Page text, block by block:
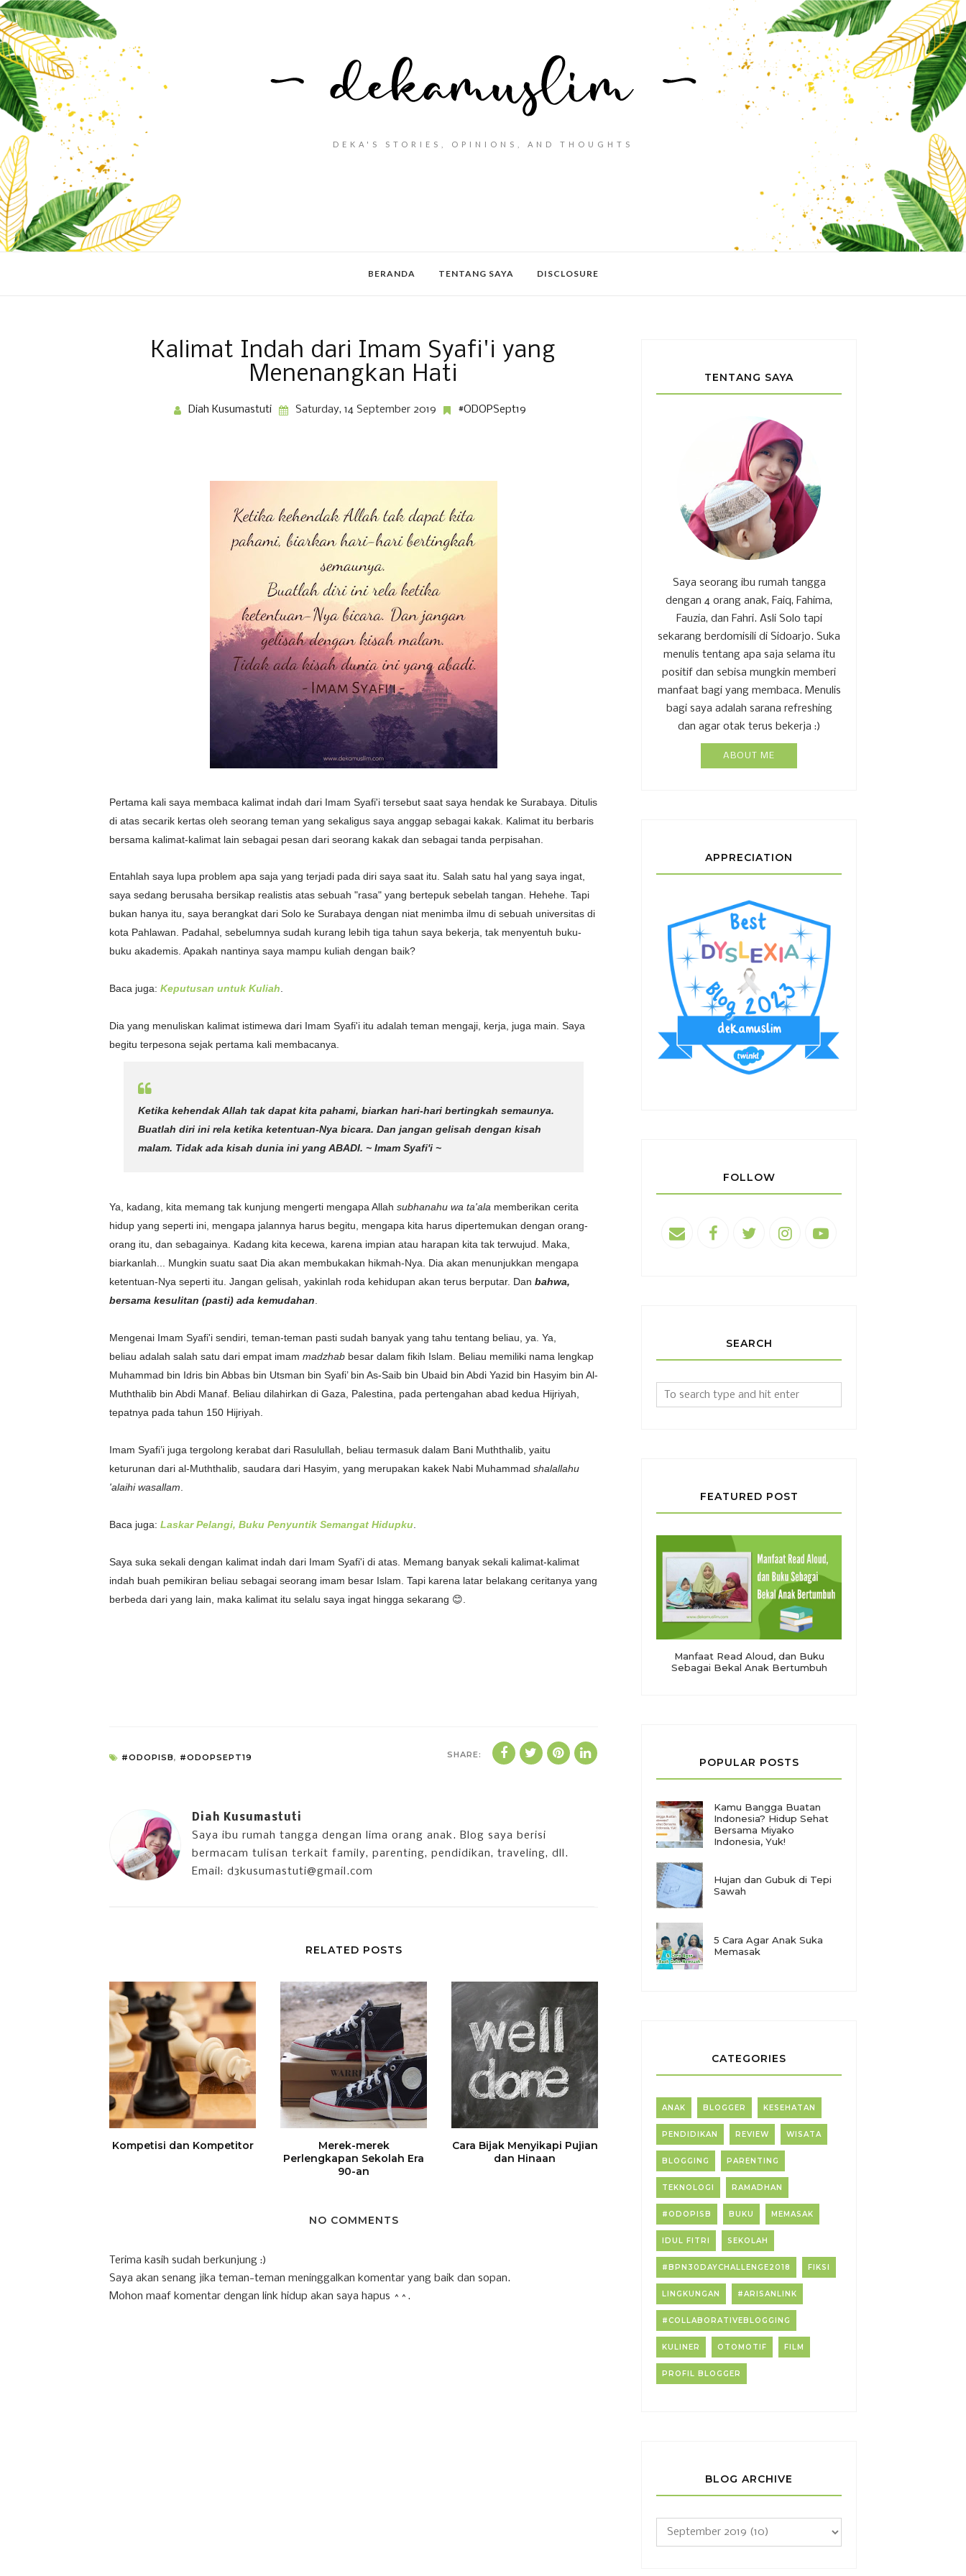
DEKA'S STORIES, OPINIONS, AND THOUGHTS
BERANDA TENTANG SAYA DISCLOSURE
Kalimat Indah dari Imam Syafi'i yang
Menenangkan Hati
Diah Kusumastuti Saturday, 14 September 2019 #ODOPSept19
Pertama kali saya membaca kalimat indah dari Imam Syafi'i tersebut saat saya hendak ke Surabaya. Ditulis
di atas secarik kertas oleh seorang teman yang sekaligus saya anggap sebagai kakak. Kalimat itu berbaris
bersama kalimat-kalimat lain sebagai pesan dari seorang kakak dan sebagai tanda perpisahan.
Entahlah saya lupa problem apa saja yang terjadi pada diri saya saat itu. Salah satu hal yang saya ingat,
saya sedang berusaha bersikap realistis atas sebuah "rasa" yang bertepuk sebelah tangan. Hehehe. Tapi
bukan hanya itu, saya berangkat dari Solo ke Surabaya dengan niat menimba ilmu di sebuah universitas di
kota Pahlawan. Padahal, sebelumnya sudah kurang lebih tiga tahun saya bekerja, tak menyentuh buku-
buku akademis. Apakah nantinya saya mampu kuliah dengan baik?
Baca juga: Keputusan untuk Kuliah
Dia yang menuliskan kalimat istimewa dari Imam Syafi'i itu adalah teman mengaji, kerja, juga main. Saya
begitu terpesona sejak pertama kali membacanya.
Ketika kehendak Allah tak dapat kita pahami, biarkan hari-hari bertingkah semaunya.
Buatlah diri ini rela ketika ketentuan-Nya bicara. Dan jangan gelisah dengan kisah
malam. Tidak ada kisah dunia ini yang ABADI. ~ Imam Syafi'i ~
Ya, kadang, kita memang tak kunjung mengerti mengapa Allah subhanahu wa ta'ala memberikan cerita
hidup yang seperti ini, mengapa jalannya harus begitu, mengapa kita harus dipertemukan dengan orang-
orang itu, dan sebagainya. Kadang kita kecewa, karena impian atau harapan kita tak terwujud. Maka,
biarkanlah... Mungkin suatu saat Dia akan membukakan hikmah-Nya. Dia akan menunjukkan mengapa
ketentuan-Nya seperti itu. Jangan gelisah, yakinlah roda kehidupan akan terus berputar. Dan bahwa,
bersama kesulitan (pasti) ada kemudahan
Mengenai Imam Syafi'i sendiri, teman-teman pasti sudah banyak yang tahu tentang beliau, ya. Ya,
beliau adalah salah satu dari empat imam madzhab besar dalam fikih Islam. Beliau memiliki nama lengkap
Muhammad bin Idris bin Abbas bin Utsman bin Syafi’ bin As-Saib bin Ubaid bin Abdi Yazid bin Hasyim bin Al-
Muththalib bin Abdi Manaf. Beliau dilahirkan di Gaza, Palestina, pada pertengahan abad kedua Hijriyah,
tepatnya pada tahun 150 Hijriyah.
Imam Syafi’i juga tergolong kerabat dari Rasulullah, beliau termasuk dalam Bani Muththalib, yaitu
keturunan dari al-Muththalib, saudara dari Hasyim, yang merupakan kakek Nabi Muhammad shalallahu
'alaihi wasallam
Baca juga: Laskar Pelangi, Buku Penyuntik Semangat Hidupku
Saya suka sekali dengan kalimat indah dari Imam Syafi'i di atas. Memang banyak sekali kalimat-kalimat
indah buah pemikiran beliau sebagai seorang imam besar Islam. Tapi karena latar belakang ceritanya yang
berbeda dari yang lain, maka kalimat itu selalu saya ingat hingga sekarang 😊.
#ODOPISB, #ODOPSEPT19 SHARE:
Diah Kusumastuti
Saya ibu rumah tangga dengan lima orang anak. Blog saya berisi
bermacam tulisan terkait family, parenting, pendidikan, traveling, dll.
Email: d3kusumastuti@gmail.com
RELATED POSTS
Kompetisi dan Kompetitor
Merek-merek
Perlengkapan Sekolah Era
90-an
Cara Bijak Menyikapi Pujian
dan Hinaan
NO COMMENTS
Terima kasih sudah berkunjung :)
Saya akan senang jika teman-teman meninggalkan komentar yang baik dan sopan.
Mohon maaf komentar dengan link hidup akan saya hapus ^^.
TENTANG SAYA
Saya seorang ibu rumah tangga
dengan 4 orang anak, Faiq, Fahima,
Fauzia, dan Fahri. Asli Solo tapi
sekarang berdomisili di Sidoarjo. Suka
menulis tentang apa saja selama itu
positif dan sebisa mungkin memberi
manfaat bagi yang membaca. Menulis
bagi saya adalah sarana refreshing
dan agar otak terus bekerja :)
ABOUT ME
APPRECIATION
FOLLOW
SEARCH
FEATURED POST
Manfaat Read Aloud, dan Buku
Sebagai Bekal Anak Bertumbuh
POPULAR POSTS
Kamu Bangga Buatan
Indonesia? Hidup Sehat
Bersama Miyako
Indonesia, Yuk!
Hujan dan Gubuk di Tepi
Sawah
5 Cara Agar Anak Suka
Memasak
CATEGORIES
ANAK BLOGGER KESEHATAN
PENDIDIKAN REVIEW WISATA
BLOGGING PARENTING
TEKNOLOGI RAMADHAN
#ODOPISB BUKU MEMASAK
IDUL FITRI SEKOLAH
#BPN30DAYCHALLENGE2018 FIKSI
LINGKUNGAN #ARISANLINK
#COLLABORATIVEBLOGGING
KULINER OTOMOTIF FILM
PROFIL BLOGGER
BLOG ARCHIVE